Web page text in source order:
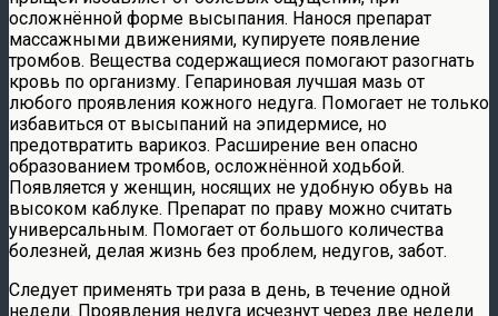
осложнённой форме высыпания. Нанося препарат
массажными движениями, купируете появление
тромбов. Вещества содержащиеся помогают разогнать
кровь по организму. Гепариновая лучшая мазь от
любого проявления кожного недуга. Помогает не только
избавиться от высыпаний на эпидермисе, но
предотвратить варикоз. Расширение вен опасно
образованием тромбов, осложнённой ходьбой.
Появляется у женщин, носящих не удобную обувь на
высоком каблуке. Препарат по праву можно считать
универсальным. Помогает от большого количества
болезней, делая жизнь без проблем, недугов, забот.
Следует применять три раза в день, в течение одной
недели. Проявления недуга исчезнут через две недели